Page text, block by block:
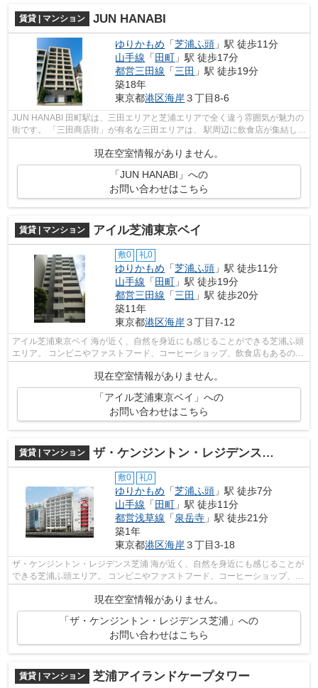
賃貸 | マンション JUN HANABI
ゆりかもめ 「芝浦ふ頭 」駅 徒歩11分
山手線 「 田町 」駅 徒歩17分
都営三田線 「三田 」駅 徒歩19分
築18年
東京都港区海岸３丁目8-6
JUN HANABI 田町駅は、三田エリアと芝浦エリアで全く違う雰囲気が魅力の
街です。 「三田商店街」が有名な三田エリアは、 駅周辺に飲食店が集結して
現在空室情報がありません。
「JUN HANABI」への
お問い合わせはこちら
賃貸 | マンション アイル芝浦東京ベイ
敷0 礼0
ゆりかもめ 「芝浦ふ頭 」駅 徒歩11分
山手線 「田町 」駅 徒歩19分
都営三田線 「三田 」駅 徒歩20分
築11年
東京都港区海岸３丁目7-12
アイル芝浦東京ベイ 海が近く、自然を身近にも感じることができる芝浦ふ頭
エリア。 コンビニやファストフード、コーヒーショップ、飲食店もあるので
1人暮らしの方に便利です。 場所...
現在空室情報がありません。
「アイル芝浦東京ベイ」への
お問い合わせはこちら
賃貸 | マンション ザ・ケンジントン・レジデンス芝浦
敷0 礼0
ゆりかもめ 「芝浦ふ頭 」駅 徒歩7分
山手線 「 田町 」駅 徒歩11分
都営浅草線 「泉岳寺 」駅 徒歩21分
築1年
東京都港区海岸３丁目3-18
ザ・ケンジントン・レジデンス芝浦 海が近く、自然を身近にも感じることが
できる芝浦ふ頭エリア。 コンビニやファストフード、コーヒーショップ、飲
現在空室情報がありません。
「ザ・ケンジントン・レジデンス芝浦」への
お問い合わせはこちら
賃貸 | マンション 芝浦アイランドケープタワー